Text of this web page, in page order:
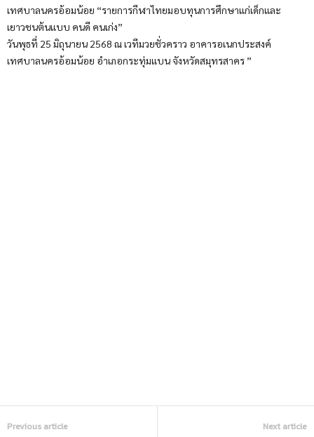
เทศบาลนครอ้อมน้อย “รายการกีฬาไทยมอบทุนการศึกษาแก่เด็กและ
เยาวชนต้นแบบ คนดี คนเก่ง”
วันพุธที่ 25 มิถุนายน 2568 ณ เวทีมวยชั่วคราว อาคารอเนกประสงค์
เทศบาลนครอ้อมน้อย อำเภอกระทุ่มแบน จังหวัดสมุทรสาคร ”
Previous article Next article